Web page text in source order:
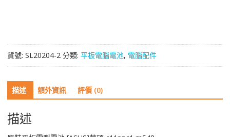
[ASUS]
華
碩
c11pnc1
m548
數
量
貨號: SL20204-2 分類: 平板電腦電池, 電腦配件
描述 額外資訊 評價 (0)
描述